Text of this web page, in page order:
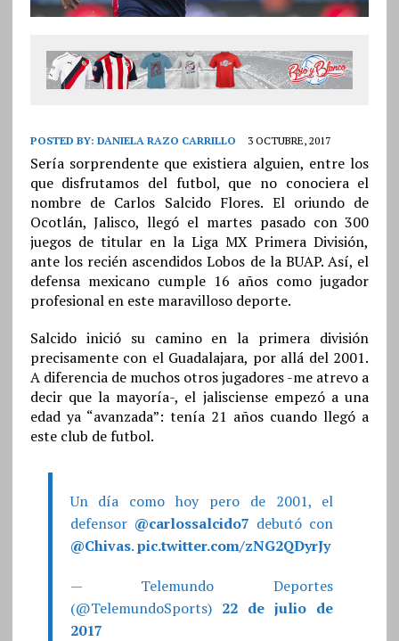
POSTED BY: DANIELA RAZO CARRILLO 3 OCTUBRE, 2017
Sería sorprendente que existiera alguien, entre los
que disfrutamos del futbol, que no conociera el
nombre de Carlos Salcido Flores. El oriundo de
Ocotlán, Jalisco, llegó el martes pasado con 300
juegos de titular en la Liga MX Primera División,
ante los recién ascendidos Lobos de la BUAP. Así, el
defensa mexicano cumple 16 años como jugador
profesional en este maravilloso deporte.
Salcido inició su camino en la primera división
precisamente con el Guadalajara, por allá del 2001.
A diferencia de muchos otros jugadores -me atrevo a
decir que la mayoría-, el jalisciense empezó a una
edad ya “avanzada”: tenía 21 años cuando llegó a
este club de futbol.
Un día como hoy pero de 2001, el
defensor @carlossalcido7 debutó con
@Chivas.pic.twitter.com/zNG2QDyrJy
— Telemundo Deportes
(@TelemundoSports) 22 de julio de
2017